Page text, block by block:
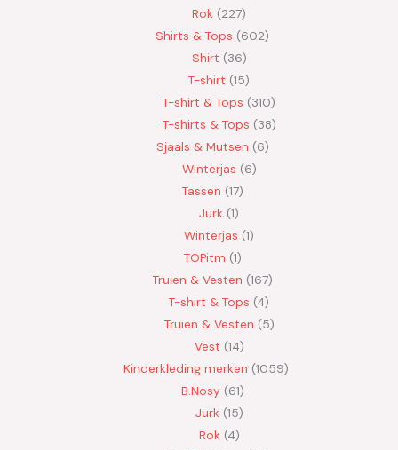
Rok 227
Shirts & Tops 602
Shirt 36
T-shirt 15
T-shirt & Tops 310
T-shirts & Tops 38
Sjaals & Mutsen 6
Winterjas 6
Tassen 17
Jurk 1
Winterjas 1
TOPitm 1
Truien & Vesten 167
T-shirt & Tops 4
Truien & Vesten 5
Vest 14
Kinderkleding merken 1059
B.Nosy 61
Jurk 15
Rok 4